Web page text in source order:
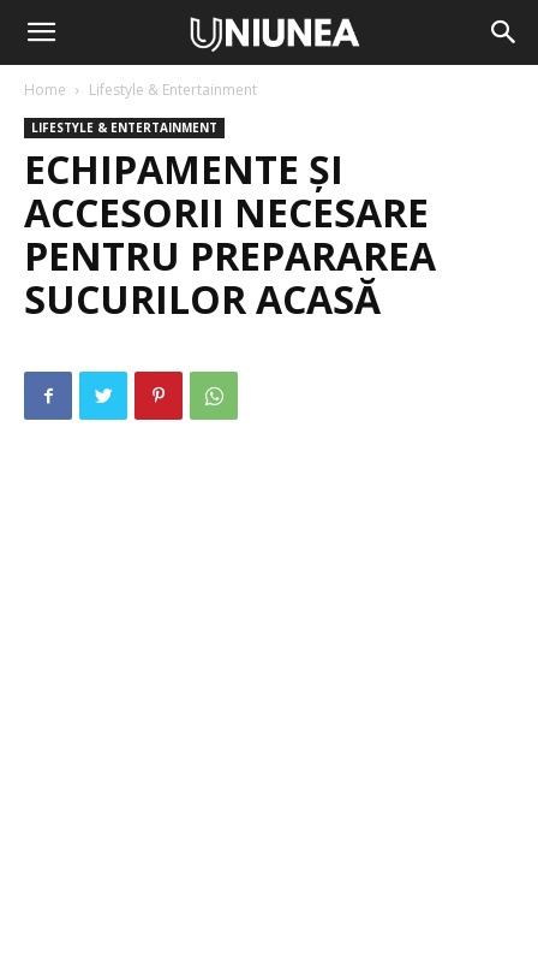
Home Lifestyle & Entertainment
LIFESTYLE & ENTERTAINMENT
ECHIPAMENTE ȘI
ACCESORII NECESARE
PENTRU PREPARAREA
SUCURILOR ACASĂ